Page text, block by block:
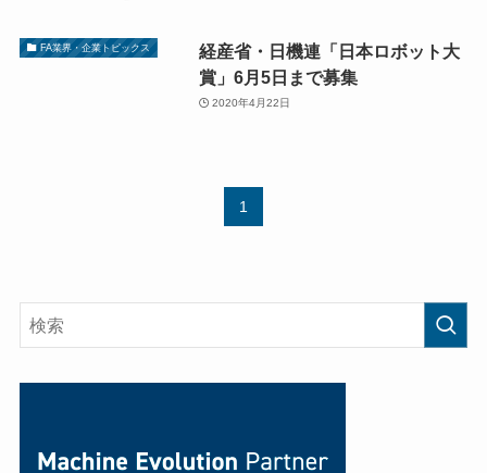
FA業界・企業トピックス
経産省・日機連「日本ロボット大
賞」6月5日まで募集
2020年4月22日
1